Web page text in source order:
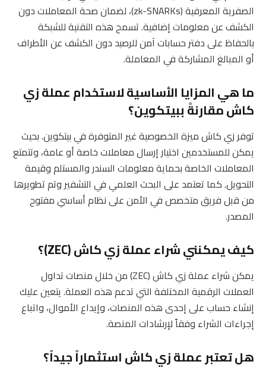
الصفرية المعرفية (zk-SNARKs)، لضمان صحة المعاملات دون
الكشف عن معلومات إضافية. تسمح هذه التقنية للشبكة
بالحفاظ على دفتر حسابات آمن للرصيد دون الكشف عن الأطراف
أو المبالغ المشاركة في المعاملة.
ما هي المزايا الأساسية لاستخدام عملة زي
كاش مقارنةً ببيتكوين؟
توفر زي كاش ميزة الخصوصية غير المتوفرة في بيتكوين. بحيث
يمكن للمستخدمين اختيار إرسال معاملات خاصة أو عامة، وتتمتع
المعاملات الخاصة بحماية معلومات السندر والمستلم وقيمة
التحويل. كما تعتمد على البحث العلمي في التشفير وتم تطويرها
من قبل فريق متخصص في الأمن على نظام أساسي مفتوح
المصدر.
كيف يمكنني شراء عملة زي كاش (ZEC)؟
يمكن شراء عملة زي كاش (ZEC) من خلال منصات تداول
العملات الرقمية المختلفة التي تدعم هذه العملة. يتعين عليك
إنشاء حساب على إحدى هذه المنصات، وإيداع الأموال، واتباع
إجراءات الشراء وفقاً لإرشادات المنصة.
هل تعتبر عملة زي كاش استثماراً جيداً؟